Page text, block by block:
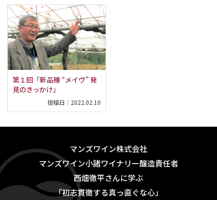
第１回「新品種 “メイヴ” 発
見のきっかけ」
投稿日： 2022.02.10
マンズワイン株式会社
マンズワイン小諸ワイナリー醸造責任者
西畑徹平さんに学ぶ
「初志貫徹する真っ直ぐな心」